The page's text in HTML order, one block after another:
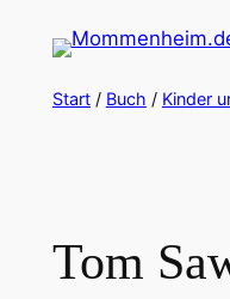
Inhalt
springen
Start/ Buch / Kinder
Tom